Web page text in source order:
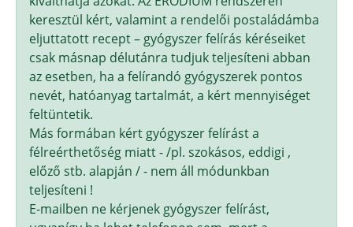
keresztül kért, valamint a rendelői postaládámba
eljuttatott recept – gyógyszer felírás kéréseiket
csak másnap délutánra tudjuk teljesíteni abban
az esetben, ha a felírandó gyógyszerek pontos
nevét, hatóanyag tartalmát, a kért mennyiséget
feltüntetik.
Más formában kért gyógyszer felírást a
félreérthetőség miatt - /pl. szokásos, eddigi ,
előző stb. alapján / - nem áll módunkban
teljesíteni !
E-mailben ne kérjenek gyógyszer felírást,